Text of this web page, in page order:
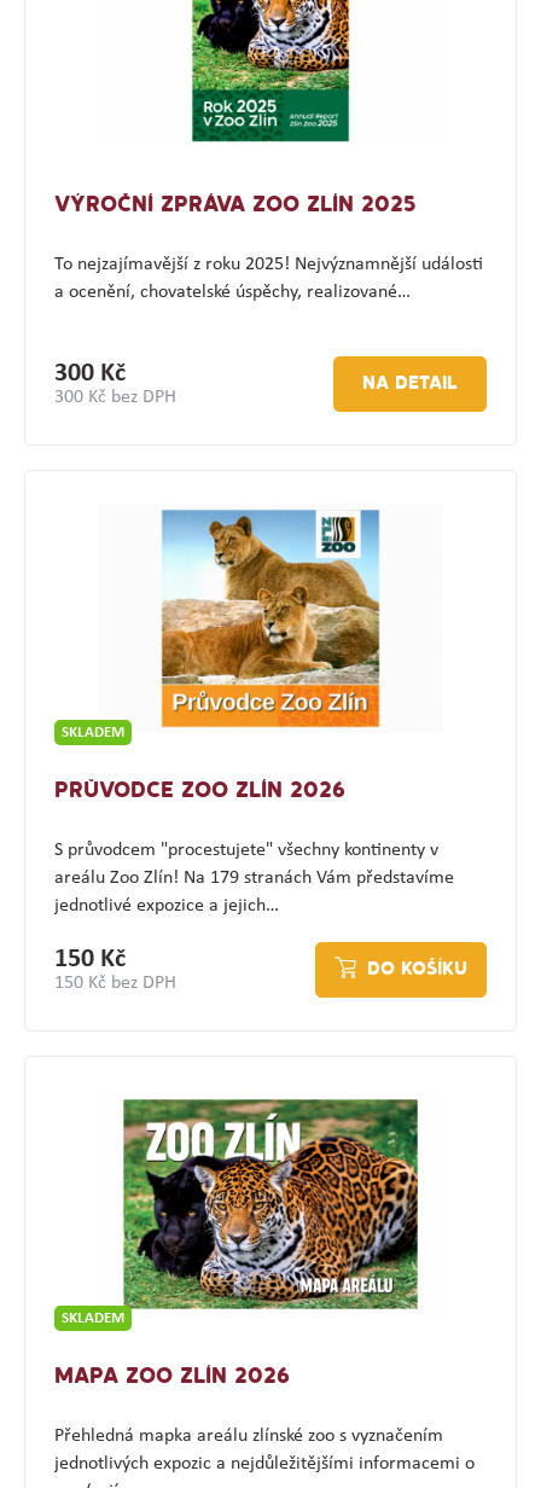
VÝROČNÍ ZPRÁVA ZOO ZLÍN 2025
To nejzajímavější z roku 2025! Nejvýznamnější události
a ocenění, chovatelské úspěchy, realizované…
300 Kč
300 Kč bez DPH
NA DETAIL
SKLADEM
PRŮVODCE ZOO ZLÍN 2026
S průvodcem "procestujete" všechny kontinenty v
areálu Zoo Zlín! Na 179 stranách Vám představíme
jednotlivé expozice a jejich…
150 Kč
150 Kč bez DPH
DO KOŠÍKU
SKLADEM
MAPA ZOO ZLÍN 2026
Přehledná mapka areálu zlínské zoo s vyznačením
jednotlivých expozic a nejdůležitějšími informacemi o